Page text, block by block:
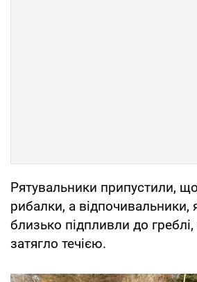
Рятувальники припустили,
рибалки, а відпочивальники,
близько підпливли до греблі,
затягло течією.